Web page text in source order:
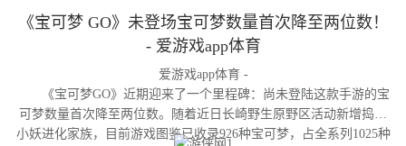
《宝可梦 GO》未登场宝可梦数量首次降至两位数！
- 爱游戏app体育
爱游戏app体育 -
《宝可梦GO》近期迎来了一个里程碑：尚未登陆这款手游的宝
可梦数量首次降至两位数。随着近日长崎野生原野区活动新增捣蛋
小妖进化家族，目前游戏图鉴已收录926种宝可梦，占全系列1025种